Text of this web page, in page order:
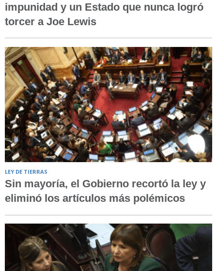
impunidad y un Estado que nunca logró
torcer a Joe Lewis
LEY DE TIERRAS
Sin mayoría, el Gobierno recortó la ley y
eliminó los artículos más polémicos